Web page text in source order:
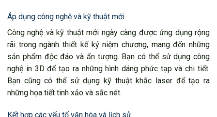
Áp dụng công nghệ và kỹ thuật mới
Công nghệ và kỹ thuật mới ngày càng được ứng dụng rộng
rãi trong ngành thiết kế kỷ niệm chương, mang đến những
sản phẩm độc đáo và ấn tượng. Bạn có thể sử dụng công
nghệ in 3D để tạo ra những hình dáng phức tạp và chi tiết.
Bạn cũng có thể sử dụng kỹ thuật khắc laser để tạo ra
những họa tiết tinh xảo và sắc nét.
Kết hợp các yếu tố văn hóa và lịch sử